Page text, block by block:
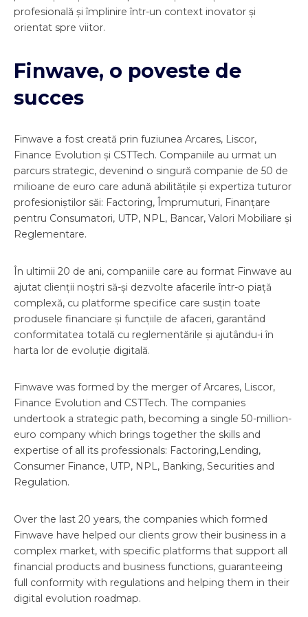
profesională și împlinire într-un context inovator și
orientat spre viitor.
Finwave, o poveste de
succes
Finwave a fost creată prin fuziunea Arcares, Liscor,
Finance Evolution și CSTTech. Companiile au urmat un
parcurs strategic, devenind o singură companie de 50 de
milioane de euro care adună abilitățile și expertiza tuturor
profesioniștilor săi: Factoring, Împrumuturi, Finanțare
pentru Consumatori, UTP, NPL, Bancar, Valori Mobiliare și
Reglementare.
În ultimii 20 de ani, companiile care au format Finwave au
ajutat clienții noștri să-și dezvolte afacerile într-o piață
complexă, cu platforme specifice care susțin toate
produsele financiare și funcțiile de afaceri, garantând
conformitatea totală cu reglementările și ajutându-i în
harta lor de evoluție digitală.
Finwave was formed by the merger of Arcares, Liscor,
Finance Evolution and CSTTech. The companies
undertook a strategic path, becoming a single 50-million-
euro company which brings together the skills and
expertise of all its professionals: Factoring,Lending,
Consumer Finance, UTP, NPL, Banking, Securities and
Regulation.
Over the last 20 years, the companies which formed
Finwave have helped our clients grow their business in a
complex market, with specific platforms that support all
financial products and business functions, guaranteeing
full conformity with regulations and helping them in their
digital evolution roadmap.